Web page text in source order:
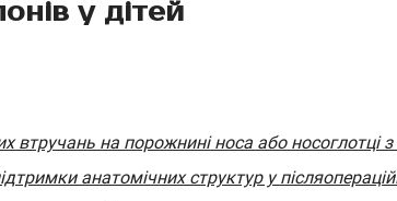
у дітей
втручань на порожнині носа або носоглотці
анатомічних структур у